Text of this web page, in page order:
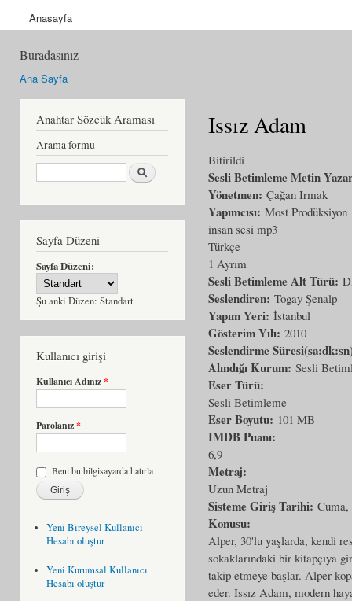
Anasayfa
Buradasınız
Ana Sayfa
Anahtar Sözcük Araması
Arama formu
Ara
Sayfa Düzeni
Sayfa Düzeni:
Şu anki Düzen: Standart
Kullanıcı girişi
Kullanıcı Adınız*
Parolanız*
Beni bu bilgisayarda hatırla
Yeni Bireysel Kullanıcı
Hesabı oluştur
Yeni Kurumsal Kullanıcı
Hesabı oluştur
Issız Adam
Bitirildi
Sesli Betimleme Metin
Yönetmen: Çağan Irmak
Yapımcısı: Most Prodüksiyon
insan sesi mp3
Türkçe
1 Ayrım
Sesli Betimleme Alt Türü:
Seslendiren: Togay Şenalp
Yapım Yeri: İstanbul
Gösterim Yılı: 2010
Seslendirme
Alındığı Kurum: Sesli
Eser Türü:
Sesli Betimleme
Eser Boyutu: 101 MB
IMDB Puanı:
6,9
Metraj:
Uzun Metraj
Sisteme Giriş Tarihi: Cuma,
Konusu:
Alper, 30'lu yaşlarda, kendi
sokaklarındaki bir kitapçıya
takip etmeye başlar. Alper
eder. Issız Adam, modern